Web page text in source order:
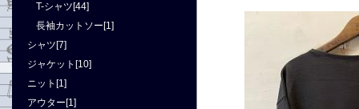
T-シャツ[44]
長袖カットソー[1]
シャツ[7]
ジャケット[10]
ニット[1]
アウター[1]